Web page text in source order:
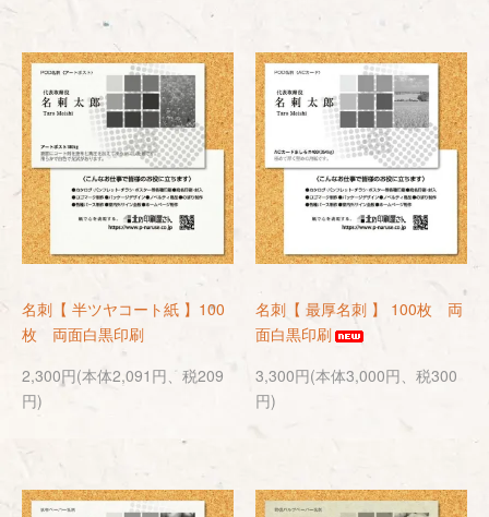
名刺【 半ツヤコート紙 】100
枚 両面白黒印刷
2,300円(本体2,091円、税209
円)
名刺【 最厚名刺 】 100枚 両
面白黒印刷
3,300円(本体3,000円、税300
円)